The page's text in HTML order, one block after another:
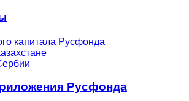
капитала Русфонда
Русфонда